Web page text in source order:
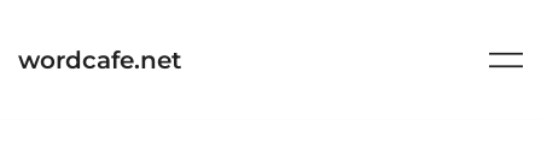
содержимому
wordcafe.net